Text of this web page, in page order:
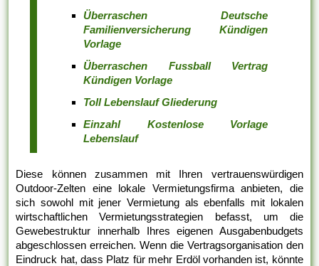
Überraschen Deutsche
Familienversicherung Kündigen
Vorlage
Überraschen Fussball Vertrag
Kündigen Vorlage
Toll Lebenslauf Gliederung
Einzahl Kostenlose Vorlage
Lebenslauf
Diese können zusammen mit Ihren vertrauenswürdigen
Outdoor-Zelten eine lokale Vermietungsfirma anbieten, die
sich sowohl mit jener Vermietung als ebenfalls mit lokalen
wirtschaftlichen Vermietungsstrategien befasst, um die
Gewebestruktur innerhalb Ihres eigenen Ausgabenbudgets
abgeschlossen erreichen. Wenn die Vertragsorganisation den
Eindruck hat, dass Platz für mehr Erdöl vorhanden ist, könnte